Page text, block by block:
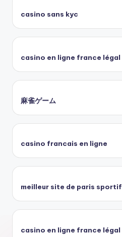
casino sans kyc
casino en ligne france légal
麻雀ゲーム
casino francais en ligne
meilleur site de paris sportif
casino en ligne france légal